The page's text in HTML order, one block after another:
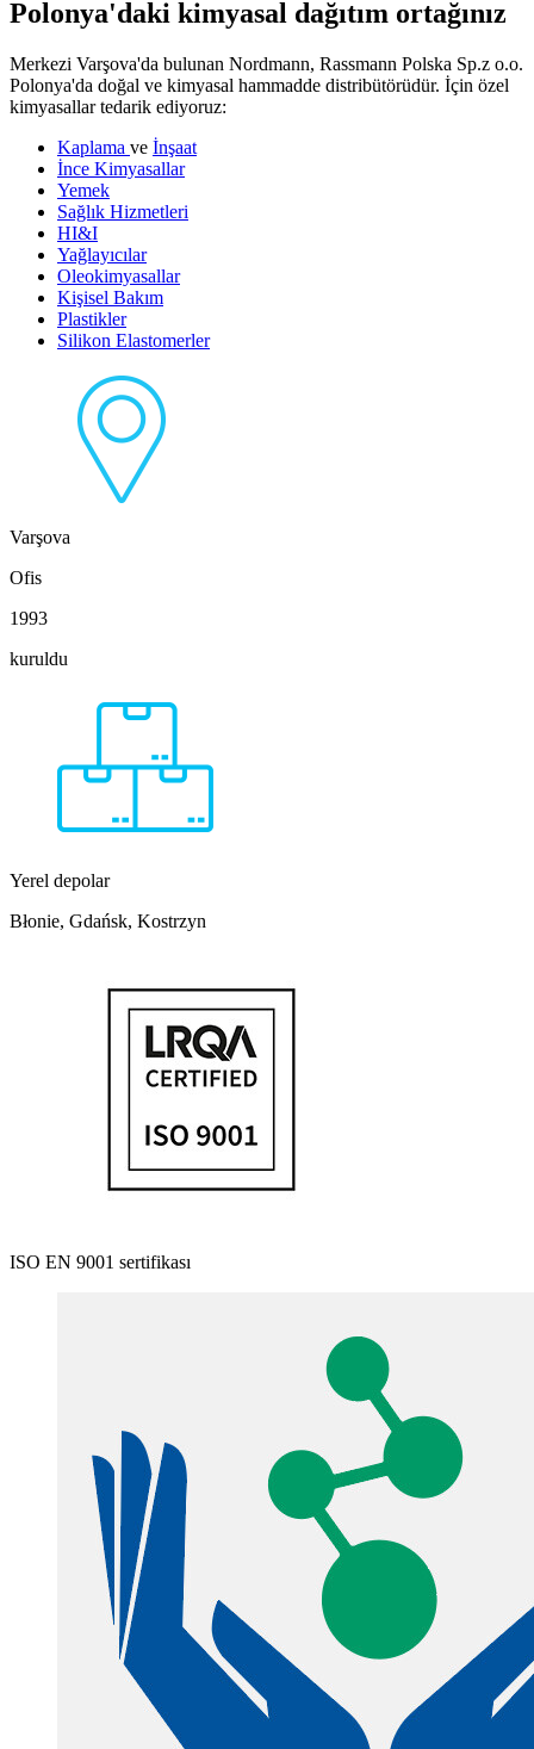
Polonya'daki kimyasal dağıtım ortağınız
Merkezi Varşova'da bulunan Nordmann, Rassmann Polska Sp.z o.o.
Polonya'da doğal ve kimyasal hammadde distribütörüdür. İçin özel
kimyasallar tedarik ediyoruz:
Kaplama ve İnşaat
İnce Kimyasallar
Yemek
Sağlık Hizmetleri
HI&I
Yağlayıcılar
Oleokimyasallar
Kişisel Bakım
Plastikler
Silikon Elastomerler
Varşova
Ofis
1993
kuruldu
Yerel depolar
Błonie, Gdańsk, Kostrzyn
ISO EN 9001 sertifikası